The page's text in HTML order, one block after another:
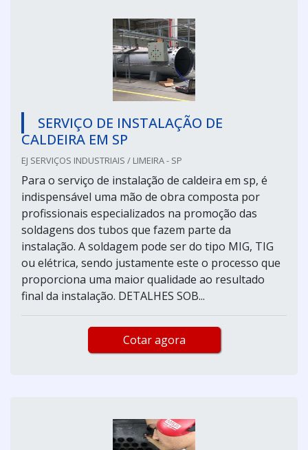
SERVIÇO DE INSTALAÇÃO DE
CALDEIRA EM SP
EJ SERVIÇOS INDUSTRIAIS / LIMEIRA - SP
Para o serviço de instalação de caldeira em sp, é
indispensável uma mão de obra composta por
profissionais especializados na promoção das
soldagens dos tubos que fazem parte da
instalação. A soldagem pode ser do tipo MIG, TIG
ou elétrica, sendo justamente este o processo que
proporciona uma maior qualidade ao resultado
final da instalação. DETALHES SOB...
Cotar agora